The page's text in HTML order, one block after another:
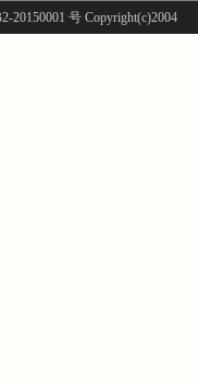
20150001 号 Copyright(c)2004